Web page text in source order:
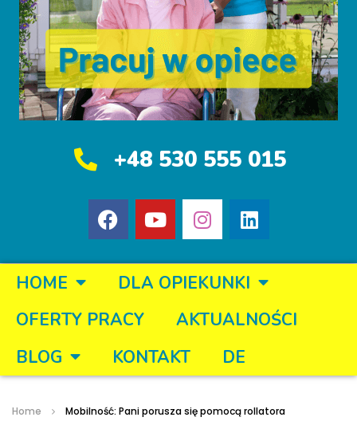
+48 530 555 015
HOME
DLA OPIEKUNKI
OFERTY PRACY
AKTUALNOŚCI
BLOG
KONTAKT DE
Home Mobilność: Pani porusza się pomocą rollatora